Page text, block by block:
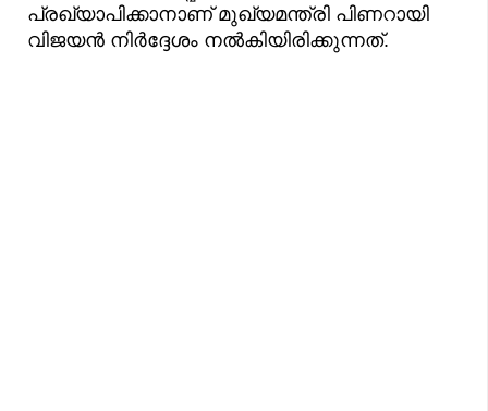
പ്രഖ്യാപിക്കാനാണ് മുഖ്യമന്ത്രി പിണറായി
വിജയൻ നിർദ്ദേശം നൽകിയിരിക്കുന്നത്.